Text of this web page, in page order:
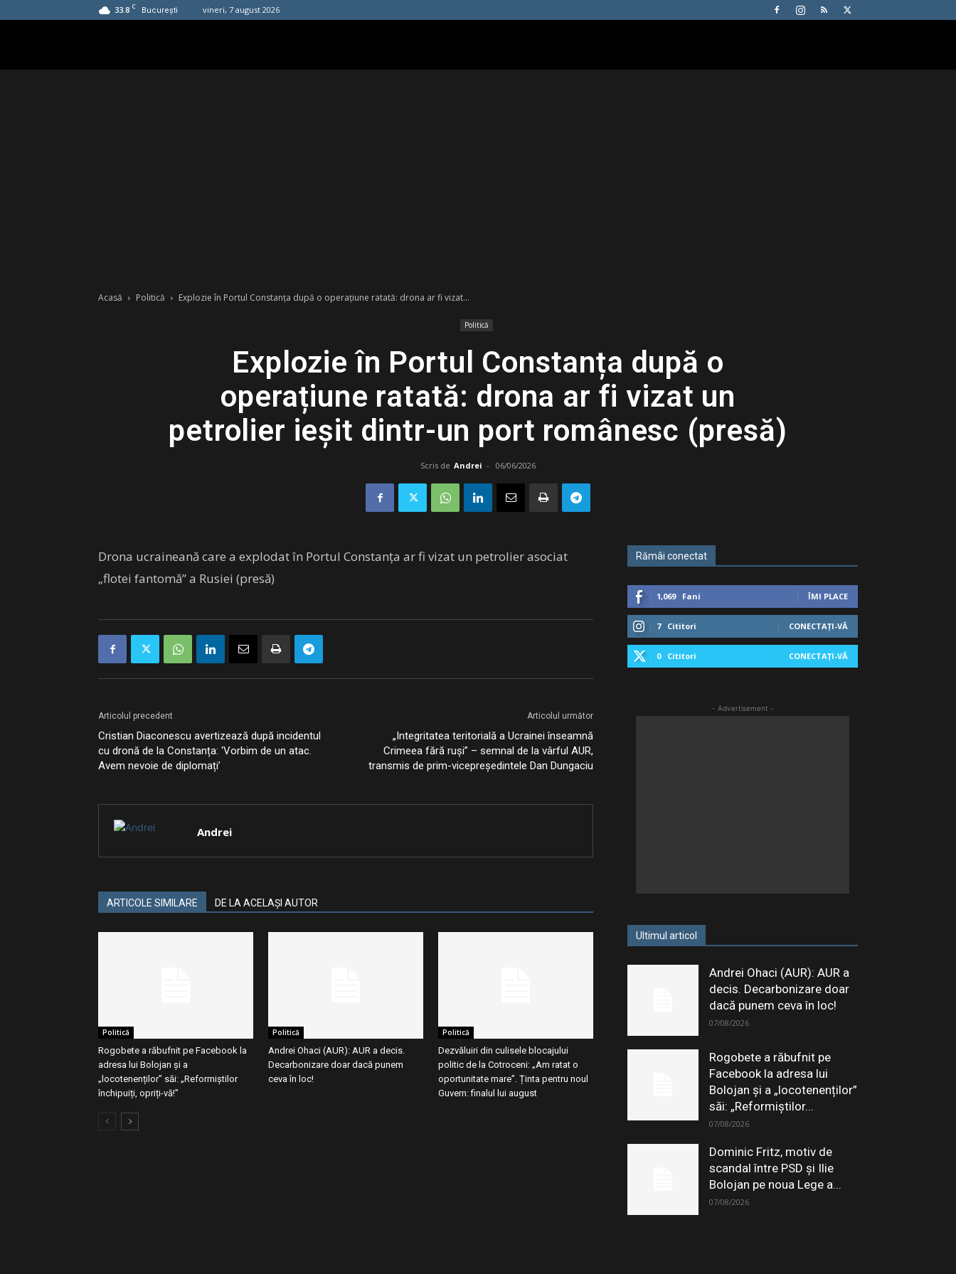
33.8 C București vineri, 7 august 2026
Acasă Politică Explozie în Portul Constanța după o operațiune ratată: drona ar fi vizat...
Politică
Explozie în Portul Constanța după o
operațiune ratată: drona ar fi vizat un
petrolier ieșit dintr-un port românesc (presă)
Scris de Andrei - 06/06/2026
Drona ucraineană care a explodat în Portul Constanța ar fi vizat un petrolier asociat
„flotei fantomă” a Rusiei (presă)
Articolul precedent
Cristian Diaconescu avertizează după incidentul
cu dronă de la Constanța: ‘Vorbim de un atac.
Avem nevoie de diplomați’
Articolul următor
„Integritatea teritorială a Ucrainei înseamnă
Crimeea fără ruși” – semnal de la vârful AUR,
transmis de prim-vicepreședintele Dan Dungaciu
Andrei
ARTICOLE SIMILARE DE LA ACELAȘI AUTOR
Politică
Rogobete a răbufnit pe Facebook la
adresa lui Bolojan și a
„locotenenților” săi: „Reformiștilor
închipuiți, opriți-vă!”
Politică
Andrei Ohaci (AUR): AUR a decis.
Decarbonizare doar dacă punem
ceva în loc!
Politică
Dezvăluiri din culisele blocajului
politic de la Cotroceni: „Am ratat o
oportunitate mare”. Ținta pentru noul
Guvern: finalul lui august
Rămâi conectat
1,069 Fani ÎMI PLACE
7 Cititori CONECTAȚI-VĂ
0 Cititori CONECTAȚI-VĂ
- Advertisement -
Ultimul articol
Andrei Ohaci (AUR): AUR a
decis. Decarbonizare doar
dacă punem ceva în loc!
07/08/2026
Rogobete a răbufnit pe
Facebook la adresa lui
Bolojan și a „locotenenților”
săi: „Reformiștilor...
07/08/2026
Dominic Fritz, motiv de
scandal între PSD și Ilie
Bolojan pe noua Lege a...
07/08/2026